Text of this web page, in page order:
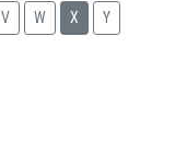
V W X Y